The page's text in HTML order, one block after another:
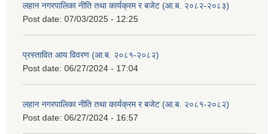
लहान नगरपालिका नीति तथा कार्यक्रम र बजेट (आ.ब. २०८२-२०८३)
Post date: 07/03/2025 - 12:25
प्रस्तावित आय विवरण (आ.ब. २०८१-२०८२)
Post date: 06/27/2024 - 17:04
लहान नगरपालिका नीति तथा कार्यक्रम र बजेट (आ.ब. २०८१-२०८२)
Post date: 06/27/2024 - 16:57